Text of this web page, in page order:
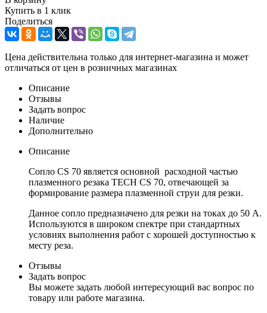
Купить в 1 клик
Поделиться
Цена действительна только для интернет-магазина и может
отличаться от цен в розничных магазинах
Описание
Отзывы
Задать вопрос
Наличие
Дополнительно
Описание
Сопло CS 70 является основной расходной частью
плазменного резака TECH CS 70, отвечающей за
формирование размера плазменной струи для резки.
Данное сопло предназначено для резки на токах до 50 А.
Используются в широком спектре при стандартных
условиях выполнения работ с хорошей доступностью к
месту реза.
Отзывы
Задать вопрос
Вы можете задать любой интересующий вас вопрос по
товару или работе магазина.